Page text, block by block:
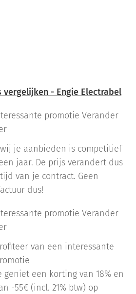
vergelijken - Engie Electrabel
promotie Verander
je aanbieden is competitief
jaar. De prijs verandert dus
van je contract. Geen
dus!
promotie Verander
van een interessante
geniet een korting van 18% en
-55€ (incl. 21% btw) op